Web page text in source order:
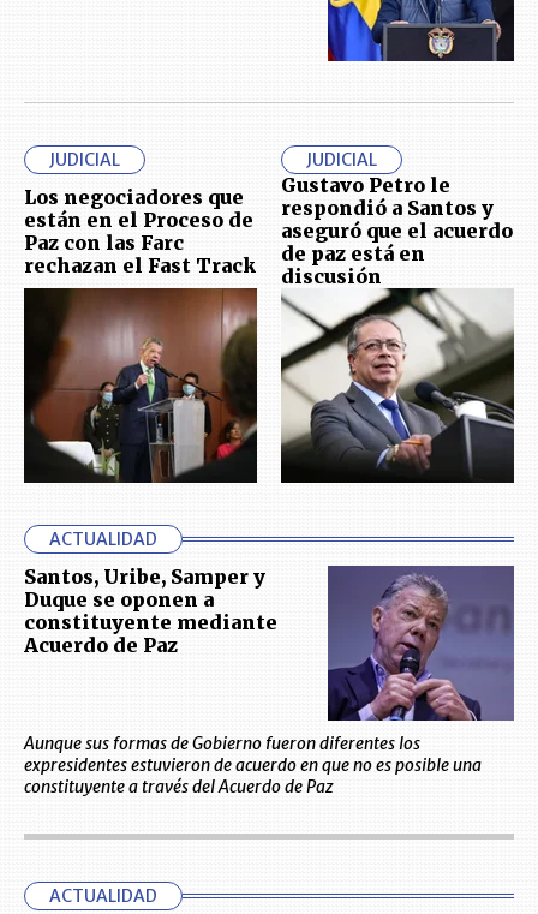
JUDICIAL
Los negociadores que
están en el Proceso de
Paz con las Farc
rechazan el Fast Track
JUDICIAL
Gustavo Petro le
respondió a Santos y
aseguró que el acuerdo
de paz está en
discusión
ACTUALIDAD
Santos, Uribe, Samper y
Duque se oponen a
constituyente mediante
Acuerdo de Paz
Aunque sus formas de Gobierno fueron diferentes los
expresidentes estuvieron de acuerdo en que no es posible una
constituyente a través del Acuerdo de Paz
ACTUALIDAD